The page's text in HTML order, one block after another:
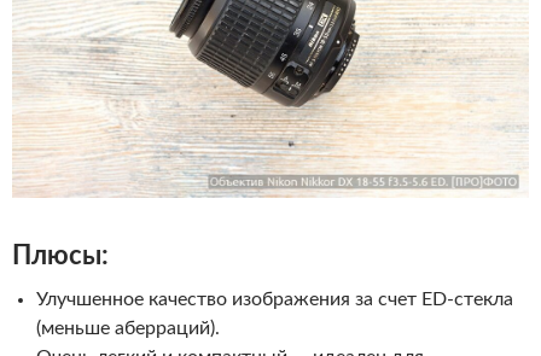
Плюсы:
Улучшенное качество изображения за счет ED-стекла
(меньше аберраций).